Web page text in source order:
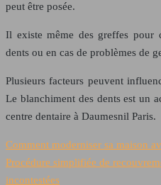
peut être posée.
Il existe même des greffes pour
dents ou en cas de problèmes de
Plusieurs facteurs peuvent
Le blanchiment des dents est un
centre dentaire à Daumesnil Paris.
Comment moderniser sa maison
Procédure simplifiée de
incontestées